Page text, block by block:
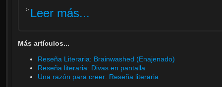
Leer más...
Más artículos...
Reseña Literaria: Brainwashed (Enajenado)
Reseña literaria: Divas en pantalla
Una razón para creer: Reseña literaria